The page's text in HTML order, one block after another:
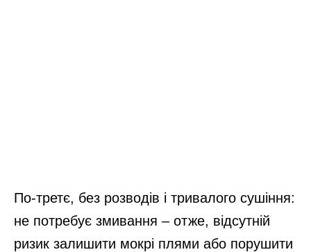
По-третє, без розводів і тривалого сушіння:
не потребує змивання – отже, відсутній
ризик залишити мокрі плями або порушити